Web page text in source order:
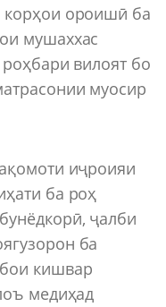
ороишӣ ба
мушаххас
вилоят бо
муосир
иҷроияи
ба роҳ
ҷалби
ба
кишвар
медиҳад